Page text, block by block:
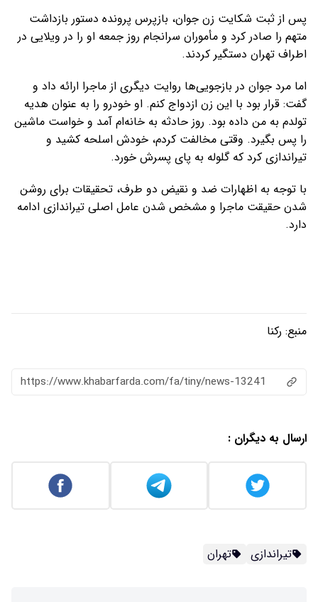
پس از ثبت شکایت زن جوان، بازپرس پرونده دستور بازداشت
متهم را صادر کرد و مأموران سرانجام روز جمعه او را در ویلایی در
اطراف تهران دستگیر کردند.
اما مرد جوان در بازجویی‌ها روایت دیگری از ماجرا ارائه داد و
گفت: قرار بود با این زن ازدواج کنم. او خودرو را به عنوان هدیه
تولدم به من داده بود. روز حادثه به خانه‌ام آمد و خواست ماشین
را پس بگیرد. وقتی مخالفت کردم، خودش اسلحه کشید و
تیراندازی کرد که گلوله به پای پسرش خورد.
با توجه به اظهارات ضد و نقیض دو طرف، تحقیقات برای روشن
شدن حقیقت ماجرا و مشخص شدن عامل اصلی تیراندازی ادامه
دارد.
منبع: رکنا
https://www.khabarfarda.com/fa/tiny/news-13241
ارسال به دیگران :
تیراندازی تهران